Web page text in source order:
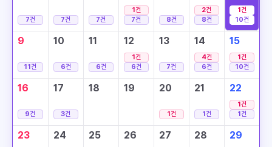
7건 7건 7건
1건
7건 8건
2건
8건
1건
10건
9
11건
10
6건
11
6건
12
1건
6건
13
7건
14
4건
6건
15
1건
10건
16
9건
17
3건
18 19 20
1건
21
1건
22
1건
1건
23 24 25 26 27 28 29